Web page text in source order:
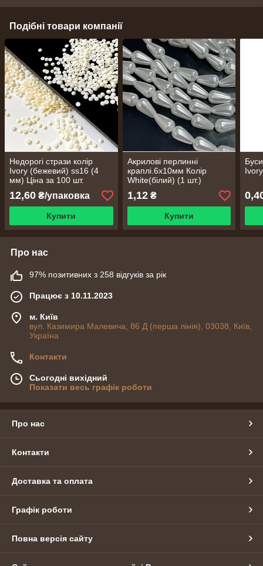
Подібні товари компанії
Недорогі стрази колір
Ivory (бежевий) ss16 (4
мм) Ціна за 100 шт.
12,60 ₴/упаковка
Купити
Акрилові перлинні
краплі.6х10мм Колір
White(білий) (1 шт.)
1,12₴
Купити
Про нас
97% позитивних з 258 відгуків за рік
Працює з 10.11.2023
м. Київ
вул. Казимира Малевича, 86 Д (перша лінія), 03038, Київ,
Україна
Контакти
Сьогодні вихідний
Показати весь графік роботи
Про нас
Контакти
Доставка та оплата
Графік роботи
Повна версія сайту